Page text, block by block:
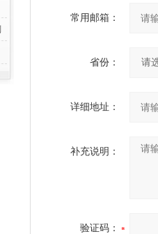
常用邮箱：
省份：
详细地址：
补充说明：
验证码：